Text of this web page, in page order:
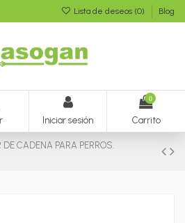
Lista de deseos (0) Blog
Iniciar sesión
0
Carrito
CADENA PARA PERROS.